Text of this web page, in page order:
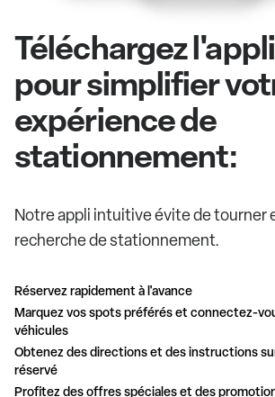
Téléchargez
pour simplifier
expérience de
stationnement:
Notre appli intuitive évite de tourner
recherche de stationnement.
Réservez rapidement à l'avance
Marquez vos spots préférés et connectez-
véhicules
Obtenez des directions et des instructions
réservé
Profitez des offres spéciales et des